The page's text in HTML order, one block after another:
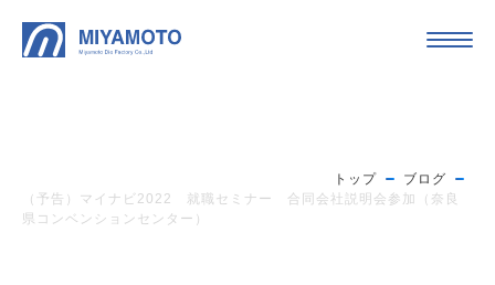
トップ
ブログ
（予告）マイナビ2022 就職セミナー 合同会社説明会参加（奈良
県コンベンションセンター）